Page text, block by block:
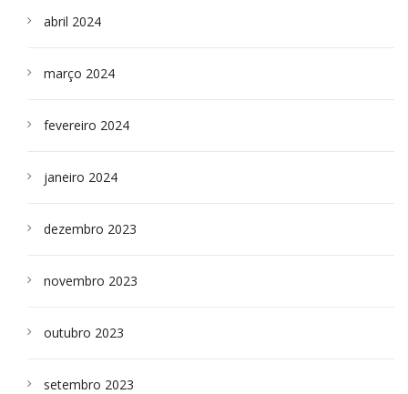
abril 2024
março 2024
fevereiro 2024
janeiro 2024
dezembro 2023
novembro 2023
outubro 2023
setembro 2023